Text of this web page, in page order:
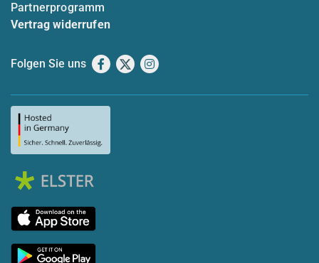
Partnerprogramm
Vertrag widerrufen
Folgen Sie uns Facebook
X Instagram